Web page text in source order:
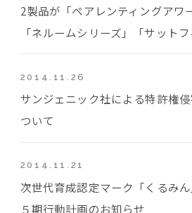
2製品が「ペアレンティングアワ
「ネルームシリーズ」「サットフ
2014.11.26
サンジェニック社による特許権
ついて
2014.11.21
次世代育成認定マーク「くるみ
５期行動計画のお知らせ